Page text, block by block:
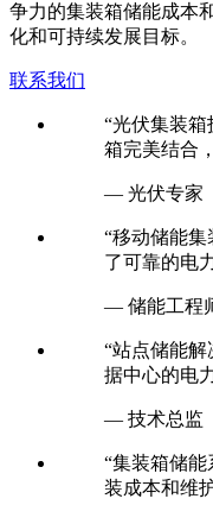
争力的集装箱储能成本
化和可持续发展目标。
联系我们
“光伏集装
箱完美结合
— 光伏专家
“移动储能
了可靠的电
— 储能工程
“站点储能
据中心的电
— 技术总监
“集装箱储
装成本和维